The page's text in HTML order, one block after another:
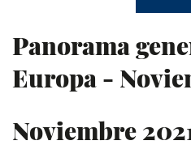
Panorama
Europa -
Noviembre